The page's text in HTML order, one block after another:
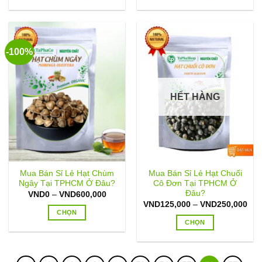
VND450,000
này
có
nhiều
biến
thể.
Các
tùy
chọn
có
thể
được
chọn
trên
trang
phẩm
nhiều
biến
thể.
Các
tùy
chọn
có
thể
được
trên
trang
sản
phẩm
-100%
Mua Bán Sỉ Lẻ Hạt Chùm
Ngây Tại TPHCM Ở Đâu?
VND0 – VND600,000Khoảng
VND600,000
CHỌN
HẾT HÀNG
Mua Bán Sỉ Lẻ Hạt Chuối
Cô Đơn Tại TPHCM Ở
Đâu?
VND125,000 – VND250,000
CHỌN